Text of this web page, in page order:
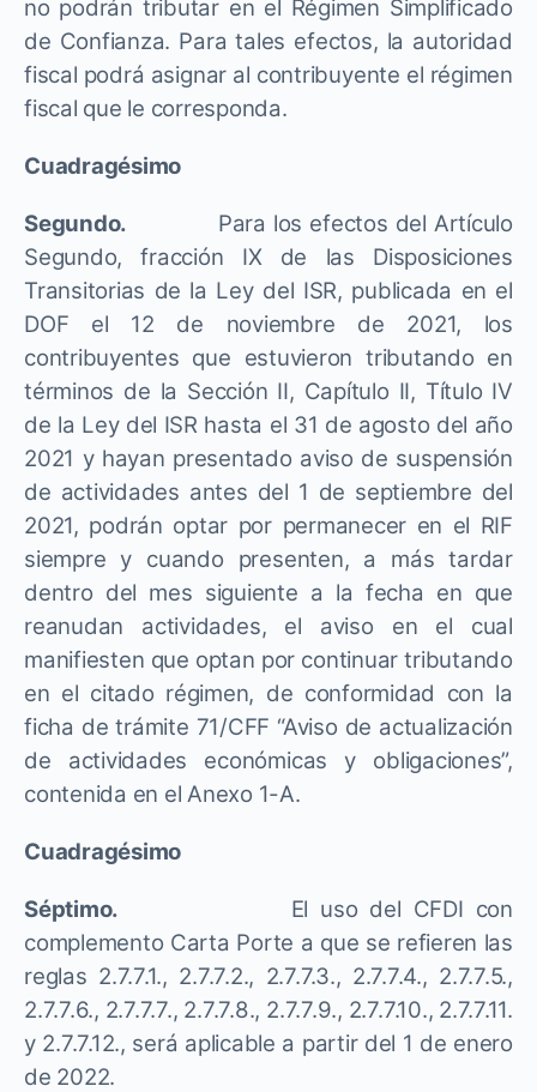
no podrán tributar en el Régimen Simplificado
de Confianza. Para tales efectos, la autoridad
fiscal podrá asignar al contribuyente el régimen
fiscal que le corresponda.
Cuadragésimo
Segundo. Para los efectos del Artículo
Segundo, fracción IX de las Disposiciones
Transitorias de la Ley del ISR, publicada en el
DOF el 12 de noviembre de 2021, los
contribuyentes que estuvieron tributando en
términos de la Sección II, Capítulo II, Título IV
de la Ley del ISR hasta el 31 de agosto del año
2021 y hayan presentado aviso de suspensión
de actividades antes del 1 de septiembre del
2021, podrán optar por permanecer en el RIF
siempre y cuando presenten, a más tardar
dentro del mes siguiente a la fecha en que
reanudan actividades, el aviso en el cual
manifiesten que optan por continuar tributando
en el citado régimen, de conformidad con la
ficha de trámite 71/CFF “Aviso de actualización
de actividades económicas y obligaciones”,
contenida en el Anexo 1-A.
Cuadragésimo
Séptimo. El uso del CFDI con
complemento Carta Porte a que se refieren las
reglas 2.7.7.1., 2.7.7.2., 2.7.7.3., 2.7.7.4., 2.7.7.5.,
2.7.7.6., 2.7.7.7., 2.7.7.8., 2.7.7.9., 2.7.7.10., 2.7.7.11.
y 2.7.7.12., será aplicable a partir del 1 de enero
de 2022.